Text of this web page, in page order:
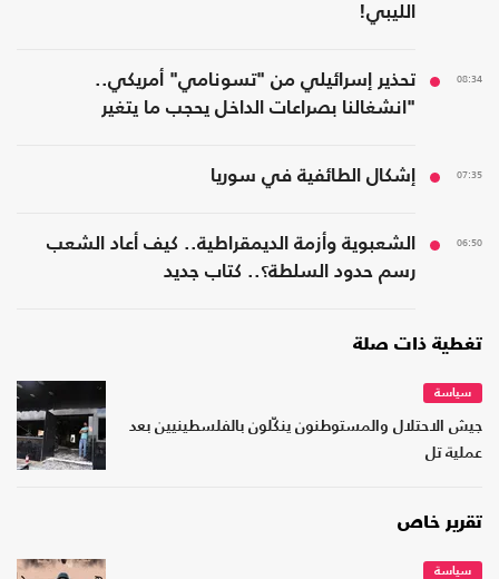
الليبي!
08:34
تحذير إسرائيلي من "تسونامي" أمريكي..
"انشغالنا بصراعات الداخل يحجب ما يتغير
07:35 إشكال الطائفية في سوريا
06:50
الشعبوية وأزمة الديمقراطية.. كيف أعاد الشعب
رسم حدود السلطة؟.. كتاب جديد
تغطية ذات صلة
سياسة
جيش الاحتلال والمستوطنون ينكّلون بالفلسطينيين بعد
عملية تل
تقرير خاص
سياسة